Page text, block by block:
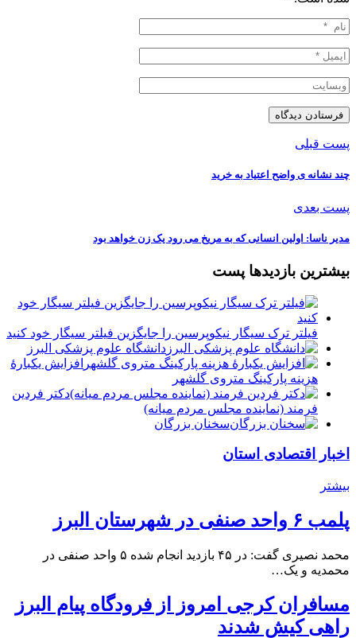
پست قبلی
چند نشانه ی واضح اعتیاد به خرید
پست بعدی
مدیر ناسا: اولین انسانی که به مریخ می رود یک زن خواهد بود
بیشترین بازدیدها پست
فیلتر ترک سیگار نیکوپرسین را جایگزین فیلتر سیگار خود کنید
دانشگاه علوم پزشکی البرز
افزایش یکبارۀ
هزینه پارکینگ متروی گلشهر
دكتر فردين
فرمند (نماينده مجلس مردم میانه)
سخنان بزرگان
اخبار اقتصادی استان
بیشتر
پلمب ۶ واحد صنفی در شهرستان البرز
محمد نصیری گفت: در ۴۵ بازدید انجام شده ۵ واحد صنفی در
محمدیه و یک…
مسافران کرجی امروز از فرودگاه پیام البرز
راهی کیش شدند